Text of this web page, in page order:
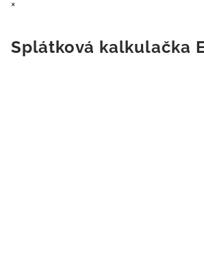
×
Splátková kalkulačka